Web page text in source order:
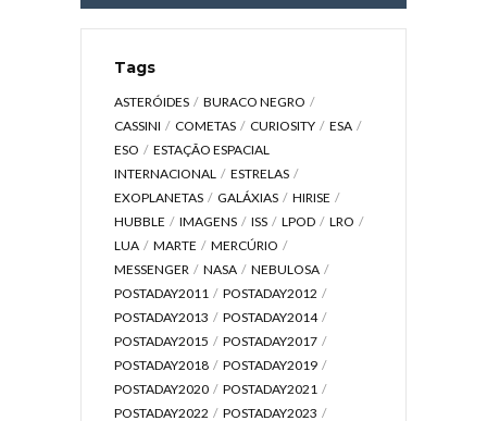
Tags
ASTERÓIDES
BURACO NEGRO
CASSINI
COMETAS CURIOSITY
ESA
ESO
ESTAÇÃO ESPACIAL
INTERNACIONAL
ESTRELAS
EXOPLANETAS
GALÁXIAS
HIRISE
HUBBLE
IMAGENS ISS LPOD
LRO
LUA
MARTE
MERCÚRIO
MESSENGER
NASA
NEBULOSA
POSTADAY2011
POSTADAY2012
POSTADAY2013
POSTADAY2014
POSTADAY2015
POSTADAY2017
POSTADAY2018
POSTADAY2019
POSTADAY2020
POSTADAY2021
POSTADAY2022
POSTADAY2023